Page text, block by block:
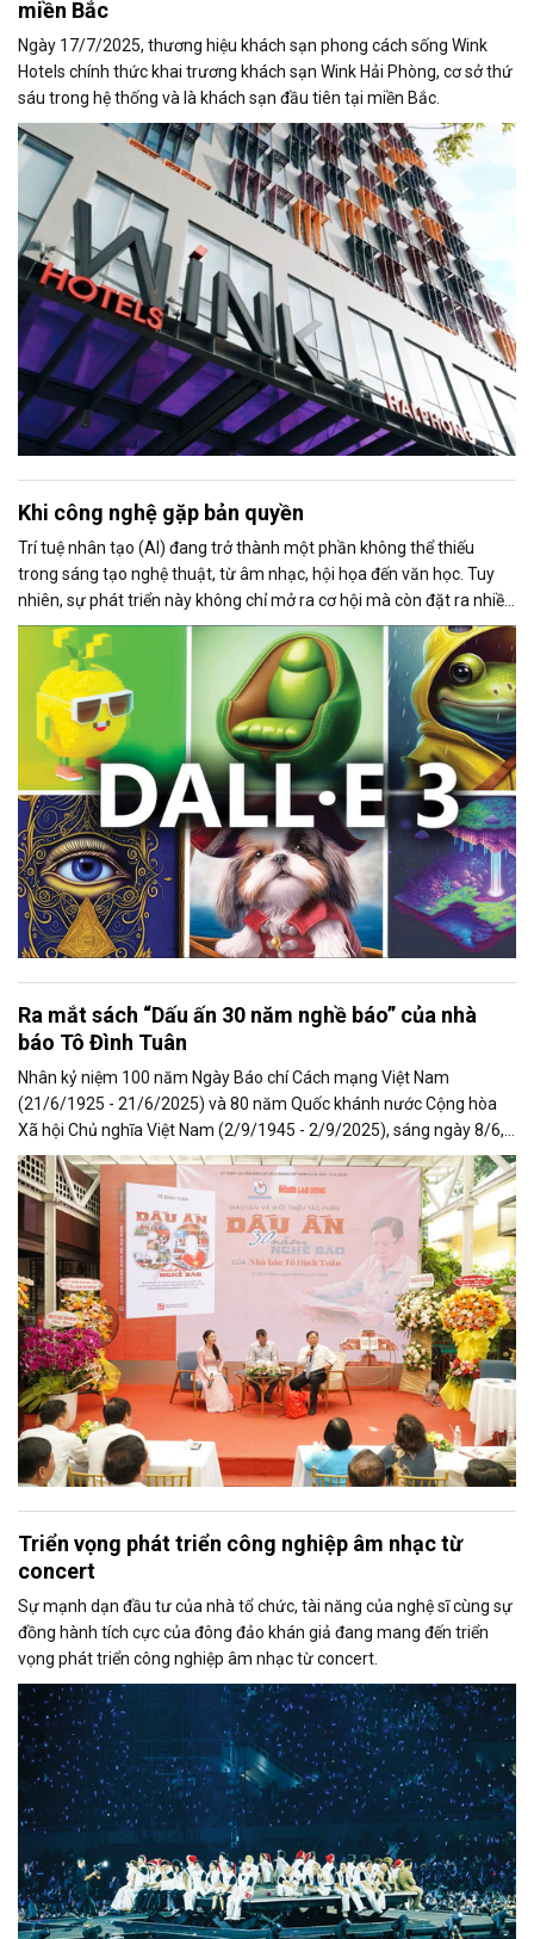
miền Bắc
Ngày 17/7/2025, thương hiệu khách sạn phong cách sống Wink
Hotels chính thức khai trương khách sạn Wink Hải Phòng, cơ sở thứ
sáu trong hệ thống và là khách sạn đầu tiên tại miền Bắc.
Khi công nghệ gặp bản quyền
Trí tuệ nhân tạo (AI) đang trở thành một phần không thể thiếu
trong sáng tạo nghệ thuật, từ âm nhạc, hội họa đến văn học. Tuy
nhiên, sự phát triển này không chỉ mở ra cơ hội mà còn đặt ra nhiều
thách thức về bản quyền và đạo đức.
Ra mắt sách “Dấu ấn 30 năm nghề báo” của nhà
báo Tô Đình Tuân
Nhân kỷ niệm 100 năm Ngày Báo chí Cách mạng Việt Nam
(21/6/1925 - 21/6/2025) và 80 năm Quốc khánh nước Cộng hòa
Xã hội Chủ nghĩa Việt Nam (2/9/1945 - 2/9/2025), sáng ngày 8/6,
tại Đường Sách TP.HCM, Hội Nhà báo TP.HCM phối hợp cùng Báo
Người Lao Động đã tổ chức lễ ra mắt cuốn sách “Dấu ấn 30 năm
nghề báo”, một công trình giàu ý nghĩa của nhà báo Tô Đình Tuân -
Tổng Biên tập Báo Người Lao Động, Ủy viên Ban Chấp hành Hội
Nhà báo TP.HCM.
Triển vọng phát triển công nghiệp âm nhạc từ
concert
Sự mạnh dạn đầu tư của nhà tổ chức, tài năng của nghệ sĩ cùng sự
đồng hành tích cực của đông đảo khán giả đang mang đến triển
vọng phát triển công nghiệp âm nhạc từ concert.